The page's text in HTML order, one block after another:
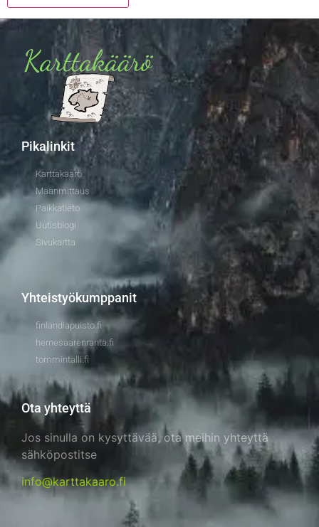
Pikalinkit
Karttakäärö
Maanmittaus
Paikkatieto
Uutisblogi
Sivukartta
Yhteistyökumppanit
finlandiapuisto.fi
hernesaarenranta.fi
tommintalli.fi
Ota yhteyttä
Jos sinulla on kysyttävää, ota meihin yhteyttä
sähköpostitse
info@karttakaaro.fi